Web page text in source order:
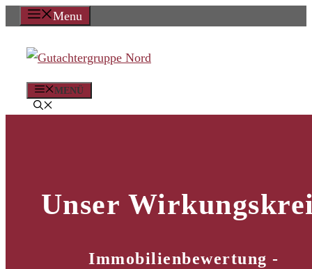
Zum
springen
Menu
MENÜ
Unser
Immobilienbewertung -